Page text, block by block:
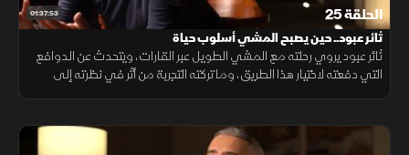
01:37:53 الحلقة 25
ثائر عبود.. حين يصبح المشي أسلوب حياة
ثائر عبود يروي رحلته مع المشي الطويل عبر القارات، ويتحدث عن الدوافع
التي دفعته لاختيار هذا الطريق، وما تركته التجربة من أثر في نظرته إلى